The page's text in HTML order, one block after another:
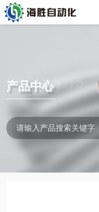
PRODUCTS
产品中心